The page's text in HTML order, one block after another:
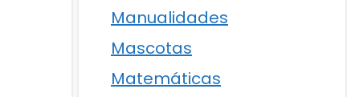
Manualidades
Mascotas
Matemáticas